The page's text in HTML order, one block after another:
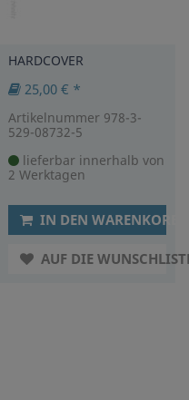
HARDCOVER
25,00 € *
Artikelnummer 978-3-
529-08732-5
lieferbar innerhalb von
2 Werktagen
IN DEN WARENKORB
AUF DIE